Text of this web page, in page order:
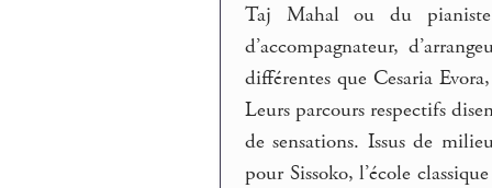
Taj Mahal ou du
d’accompagnateur,
différentes que Cesaria
Leurs parcours respectifs
de sensations. Issus de
pour Sissoko, l’école